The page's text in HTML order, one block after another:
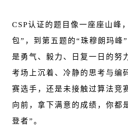
CSP认证的题目像一座座山峰
包”，到第五题的“珠穆朗玛峰
是勇气、毅力、日复一日的努
考场上沉着、冷静的思考与编
赛选手，还是未接触过算法竞
向前，拿下满意的成绩，你都
登者”。